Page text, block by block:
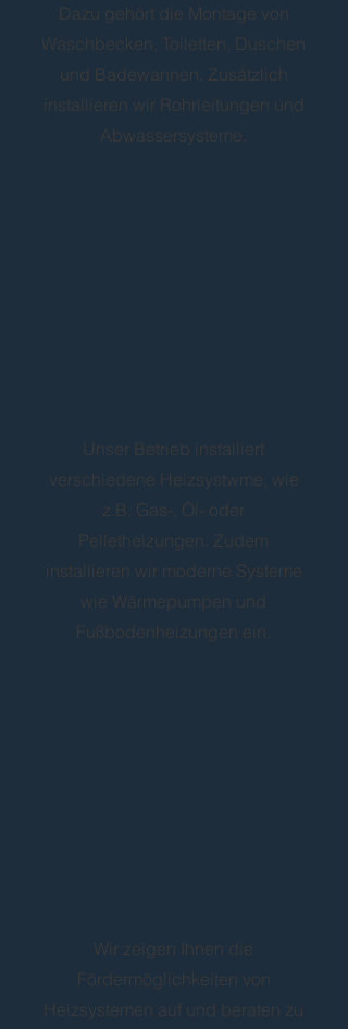
Dazu gehört die Montage von
Waschbecken, Toiletten, Duschen
und Badewannen. Zusätzlich
installieren wir Rohrleitungen und
Abwassersysteme.
Unser Betrieb installiert
verschiedene Heizsystwme, wie
z.B. Gas-, Öl- oder
Pelletheizungen. Zudem
installieren wir moderne Systeme
wie Wärmepumpen und
Fußbodenheizungen ein.
Wir zeigen Ihnen die
Fördermöglichkeiten von
Heizsystemen auf und beraten zu